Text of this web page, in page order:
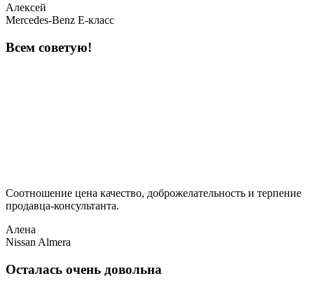
Алексей
Mercedes-Benz E-класс
Всем советую!
Соотношение цена качество, доброжелательность и терпение
продавца-консультанта.
Алена
Nissan Almera
Осталась очень довольна